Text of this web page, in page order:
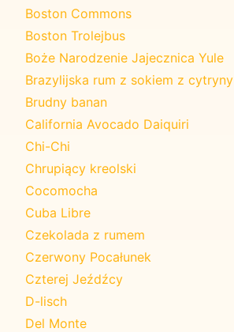
Boston Commons
Boston Trolejbus
Boże Narodzenie Jajecznica Yule
Brazylijska rum z sokiem z cytryny
Brudny banan
California Avocado Daiquiri
Chi-Chi
Chrupiący kreolski
Cocomocha
Cuba Libre
Czekolada z rumem
Czerwony Pocałunek
Czterej Jeźdźcy
D-lisch
Del Monte